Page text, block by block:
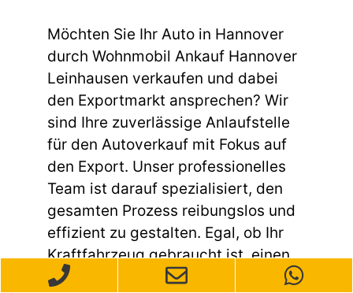
Möchten Sie Ihr Auto in Hannover
durch Wohnmobil Ankauf Hannover
Leinhausen verkaufen und dabei
den Exportmarkt ansprechen? Wir
sind Ihre zuverlässige Anlaufstelle
für den Autoverkauf mit Fokus auf
den Export. Unser professionelles
Team ist darauf spezialisiert, den
gesamten Prozess reibungslos und
effizient zu gestalten. Egal, ob Ihr
Kraftfahrzeug gebraucht ist, einen
Unfallschaden aufweist oder andere